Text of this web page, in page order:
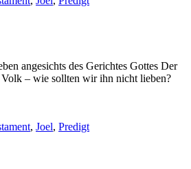
angesichts des Gerichtes Gottes Der
– wie sollten wir ihn nicht lieben?
, Joel, Predigt